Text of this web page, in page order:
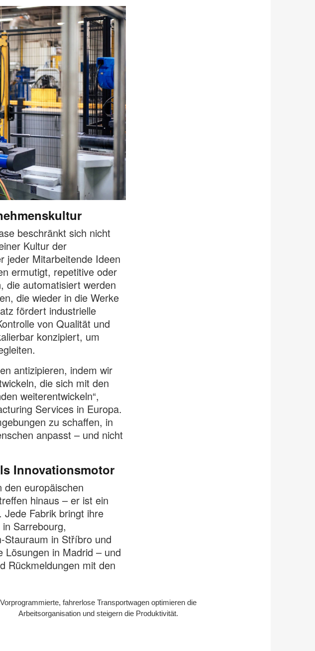
beschränkt sich nicht
Kultur der
jeder Mitarbeitende Ideen
ermutigt, repetitive oder
die automatisiert werden
die wieder in die Werke
fördert industrielle
von Qualität und
konzipiert, um
antizipieren, indem wir
die sich mit den
weiterentwickeln“,
Services in Europa.
zu schaffen, in
anpasst – und nicht
Innovationsmotor
den europäischen
hinaus – er ist ein
Fabrik bringt ihre
Sarrebourg,
Stauraum in Stříbro und
Lösungen in Madrid – und
Rückmeldungen mit den
Vorprogrammierte, fahrerlose Transportwagen optimieren die
Arbeitsorganisation und steigern die Produktivität.